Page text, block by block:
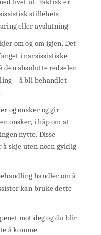
stillehets
eller avslutning.
om og om igjen. Det
i narsissistiske
den absolutte redselen
– å bli behandlet
og ønsker og gir
ønsker, i håp om at
nytte. Disse
skje uten noen gyldig
handler om å
kan bruke dette
mot deg og du blir
å komme.